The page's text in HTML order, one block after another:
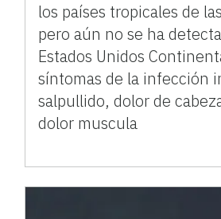
los países tropicales de
pero aún no se ha
Estados Unidos
síntomas de la infección
salpullido, dolor de
dolor muscula